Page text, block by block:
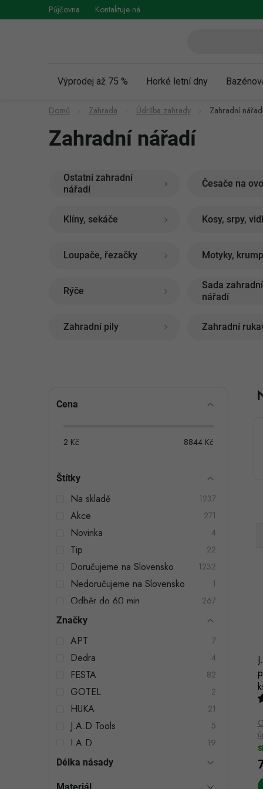
na
Půjčovna Kontaktuje nás
Výprodej až 75 % Horké letní dny
Domů Zahrada Údržba zahrady Zahradní
Zahradní nářadí
Ostatní zahradní
nářadí
Česače na
Klíny, sekáče Kosy, srpy,
Loupače, řezačky Motyky,
Rýče
Sada
nářadí
Zahradní pily Zahradní
P
a
Cena
2 Kč 8844 Kč
Štítky
Na skladě 1237
Akce 271
Novinka 4
Tip 22
Doručujeme na Slovensko 1232
Nedoručujeme na Slovensko 1
Odběr do 60 min. 267
Značky
APT 7
Dedra 4
FESTA 82
GOTEL 2
HUKA 21
J.A.D Tools 5
J.A.D. 19
J.A.D. TOOLS 80
Délka násady
r
r